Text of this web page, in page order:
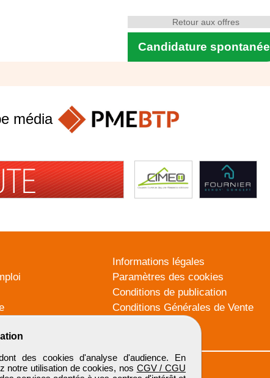
Candidature spontanée
Retour aux offres
des cookies d'analyse d'audience. En
notre utilisation de cookies, nos CGV / CGU
média
Informations légales
Paramètres des cookies
Conditions de publication
Conditions Générales de Vente